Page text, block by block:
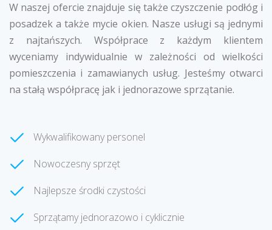
W naszej ofercie znajduje się także czyszczenie podłóg i
posadzek a także mycie okien. Nasze usługi są jednymi
z najtańszych. Współprace z każdym klientem
wyceniamy indywidualnie w zależności od wielkości
pomieszczenia i zamawianych usług. Jesteśmy otwarci
na stałą współpracę jak i jednorazowe sprzątanie.
Wykwalifikowany personel
Nowoczesny sprzęt
Najlepsze środki czystości
Sprzątamy jednorazowo i cyklicznie